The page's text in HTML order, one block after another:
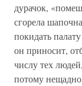
дурачок,
сгорела
покидать
он приносит,
числу тех
потому